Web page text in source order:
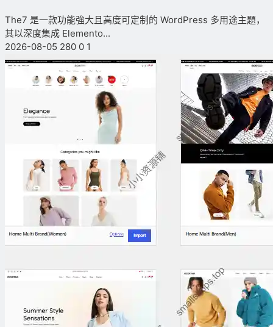
The7 是一款功能強大且高度可定制的 WordPress 多用途主題，
其以深度集成 Elemento...
2026-08-05 280 0 1